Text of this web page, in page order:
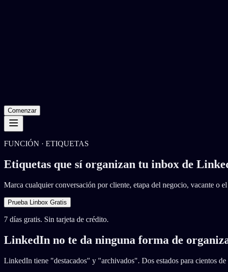
Comenzar
FUNCIÓN · ETIQUETAS
Etiquetas que sí organizan tu inbox de
Marca cualquier conversación por cliente, etapa del negocio, vacante o
Prueba Linbox Gratis
7 días gratis. Sin tarjeta de crédito.
LinkedIn no te da ninguna forma de
LinkedIn tiene "destacados" y "archivados". Dos estados para cientos de